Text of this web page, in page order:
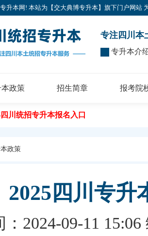
升本网! 本站为【交大典博专升本】旗下门户网站
专注四川本
专升本介
本政策 招生简章 报考院
川统招专升本报名入口
政策
四川专升
2024-09-11 15:06